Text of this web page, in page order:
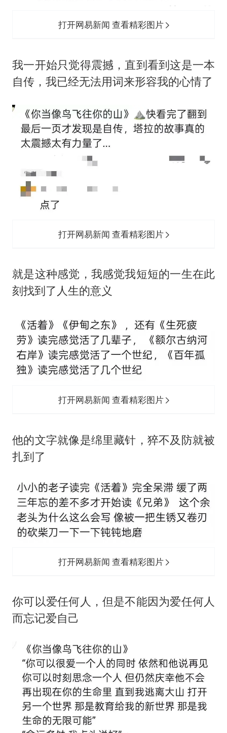
打开网易新闻 查看精彩图片
‬我一开始只觉得震撼，直到看到这是一本
自传，我已经无法用词来形容我的心情了
打开网易新闻 查看精彩图片
‬就是这种感觉，我感觉我短短的一生在此
刻找到了人生的意义
打开网易新闻 查看精彩图片
‬他的文字就像是绵里藏针，猝不及防就被
扎到了
打开网易新闻 查看精彩图片
‬你可以爱任何人，但是不能因为爱任何人
而忘记爱自己